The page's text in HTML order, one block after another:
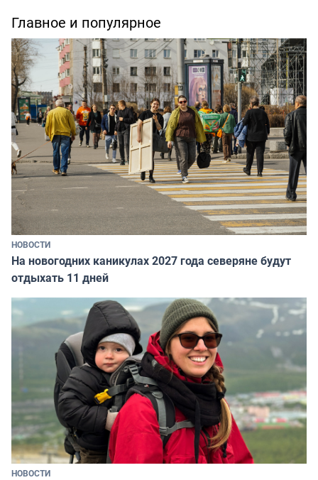
Главное и популярное
НОВОСТИ
На новогодних каникулах 2027 года северяне будут
отдыхать 11 дней
НОВОСТИ